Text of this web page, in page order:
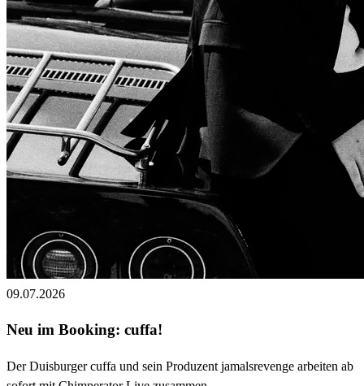
09.07.2026
Neu im Booking: cuffa!
Der Duisburger cuffa und sein Produzent jamalsrevenge arbeiten ab